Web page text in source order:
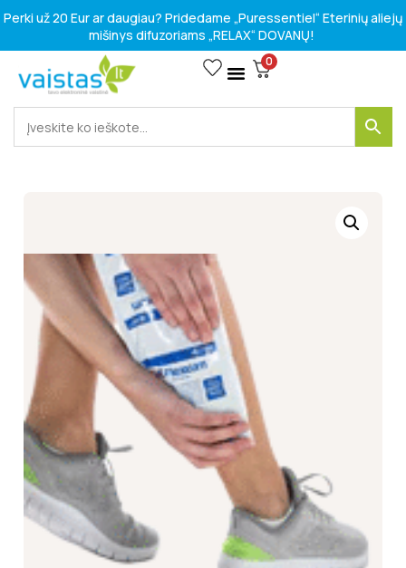
Perki už 20 Eur ar daugiau? Pridedame „Puressentiel“ Eterinių aliejų
mišinys difuzoriams „RELAX“ DOVANŲ!
0